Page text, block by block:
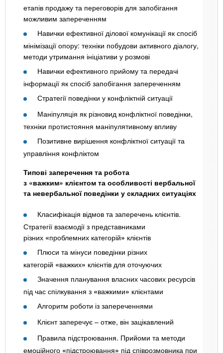
етапів продажу та переговорів для запобігання
можливим запереченням
Навички ефективної ділової комунікації як спосіб
мінімізації опору: техніки побудови активного діалогу,
методи утримання ініціативи у розмові
Навички ефективного прийому та передачі
інформації як спосіб запобігання запереченням
Стратегії поведінки у конфліктній ситуації
Маніпуляція як різновид конфліктної поведінки,
техніки протистояння маніпулятивному впливу
Позитивне вирішення конфліктної ситуації та
управління конфліктом
Типові заперечення та робота
з «важким» клієнтом та особливості вербальної
та невербальної поведінки у складних ситуаціях
Класифікація відмов та заперечень клієнтів.
Стратегії взаємодії з представниками
різних «проблемних категорій» клієнтів
Плюси та мінуси поведінки різних
категорій «важких» клієнтів для оточуючих
Значення планування власних часових ресурсів
під час спілкування з «важкими» клієнтами
Алгоритм роботи із запереченнями
Клієнт заперечує – отже, він зацікавлений
Правила підстроювання. Прийоми та методи
емоційного «підстроювання» під співрозмовника при